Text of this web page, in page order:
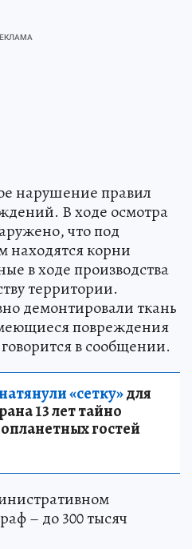
нарушение правил
В ходе осмотра
что под
находятся корни
в ходе производства
территории.
демонтировали ткань
повреждения
в сообщении.
«сетку»для
13 лет тайно
гостей
– до 300 тысяч